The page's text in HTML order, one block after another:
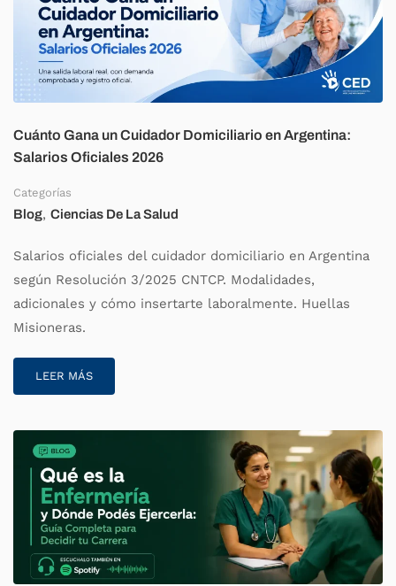
Cuánto Gana un Cuidador Domiciliario en Argentina:
Salarios Oficiales 2026
Categorías
Blog, Ciencias De La Salud
Salarios oficiales del cuidador domiciliario en Argentina
según Resolución 3/2025 CNTCP. Modalidades,
adicionales y cómo insertarte laboralmente. Huellas
Misioneras.
LEER MÁS